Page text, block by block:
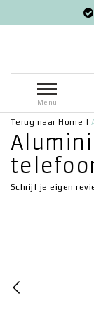
Menu
Terug naar Home |
Schrijf je eigen